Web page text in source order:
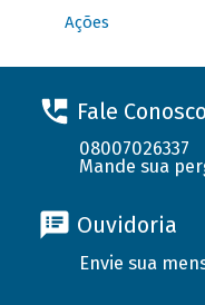
Ações
Fale Conosco
08007026337
Mande sua
Ouvidoria
Envie sua